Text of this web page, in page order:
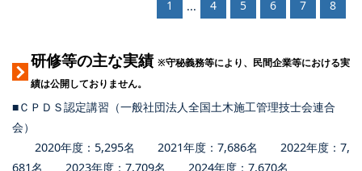
1 ... 4 5 6 7 8
研修等の主な実績 ※守秘義務等により、民間企業等における実
績は公開しておりません。
■ＣＰＤＳ認定講習（一般社団法人全国土木施工管理技士会連合
会）
2020年度：5,295名 2021年度：7,686名 2022年度：7,
681名 2023年度：7,709名 2024年度：7,670名